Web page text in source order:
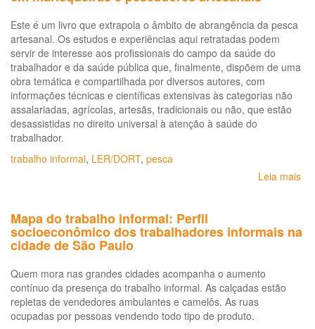
Este é um livro que extrapola o âmbito de abrangência da pesca
artesanal. Os estudos e experiências aqui retratadas podem
servir de interesse aos profissionais do campo da saúde do
trabalhador e da saúde pública que, finalmente, dispõem de uma
obra temática e compartilhada por diversos autores, com
informações técnicas e científicas extensivas às categorias não
assalariadas, agrícolas, artesãs, tradicionais ou não, que estão
desassistidas no direito universal à atenção à saúde do
trabalhador.
trabalho informal, LER/DORT, pesca
Leia mais
do
Mapa do trabalho informal: Perfil
socioeconômico dos trabalhadores informais na
cidade de São Paulo
Quem mora nas grandes cidades acompanha o aumento
contínuo da presença do trabalho informal. As calçadas estão
repletas de vendedores ambulantes e camelôs. As ruas
ocupadas por pessoas vendendo todo tipo de produto.